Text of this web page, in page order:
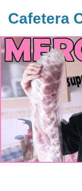
Cafetera